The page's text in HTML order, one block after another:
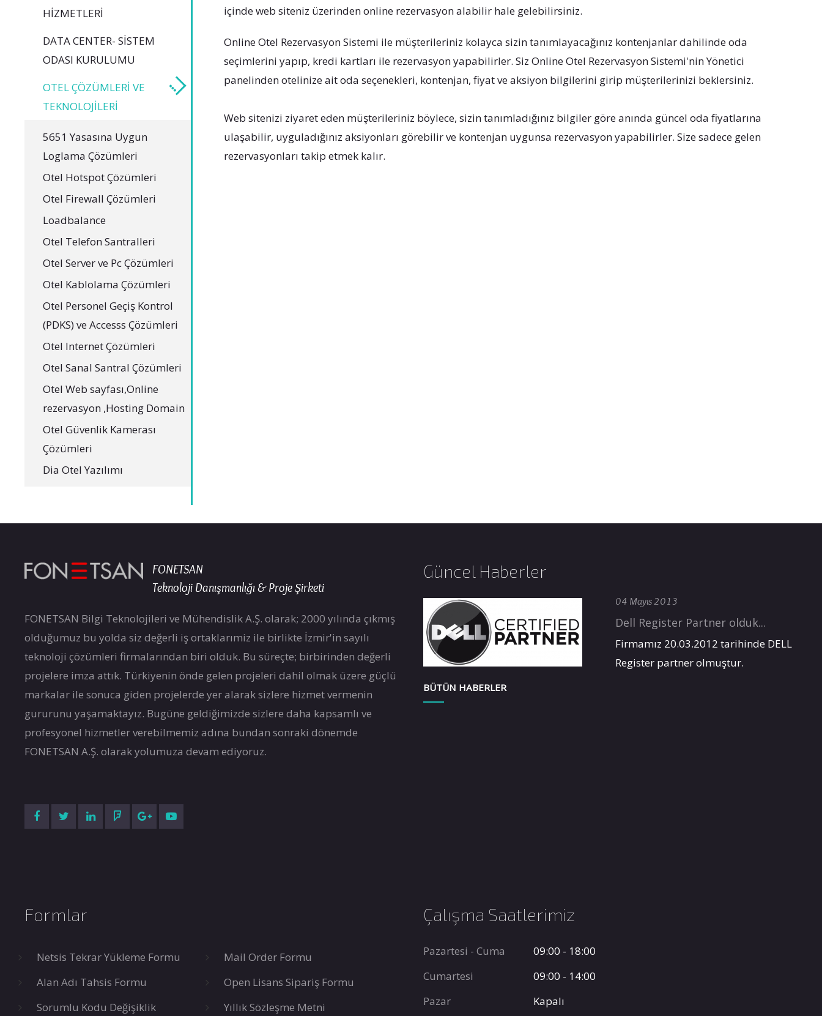
içinde web siteniz üzerinden online rezervasyon alabilir hale gelebilirsiniz.
Online Otel Rezervasyon Sistemi ile müşterileriniz kolayca sizin tanımlayacağınız kontenjanlar dahilinde oda
seçimlerini yapıp, kredi kartları ile rezervasyon yapabilirler. Siz Online Otel Rezervasyon Sistemi'nin Yönetici
panelinden otelinize ait oda seçenekleri, kontenjan, fiyat ve aksiyon bilgilerini girip müşterilerinizi beklersiniz.
Web sitenizi ziyaret eden müşterileriniz böylece, sizin tanımladığınız bilgiler göre anında güncel oda fiyatlarına
ulaşabilir, uyguladığınız aksiyonları görebilir ve kontenjan uygunsa rezervasyon yapabilirler. Size sadece gelen
rezervasyonları takip etmek kalır.
HIZMETLERI
DATA CENTER- SISTEM
ODASI KURULUMU
OTEL ÇÖZÜMLERI VE
TEKNOLOJILERI
5651 Yasasına Uygun
Loglama Çözümleri
Otel Hotspot Çözümleri
Otel Firewall Çözümleri
Loadbalance
Otel Telefon Santralleri
Otel Server ve Pc Çözümleri
Otel Kablolama Çözümleri
Otel Personel Geçiş Kontrol
(PDKS) ve Accesss Çözümleri
Otel Internet Çözümleri
Otel Sanal Santral Çözümleri
Otel Web sayfası,Online
rezervasyon ,Hosting Domain
Otel Güvenlik Kamerası
Çözümleri
Dia Otel Yazılımı
FONETSAN
Teknoloji Danışmanlığı & Proje Şirketi
FONETSAN Bilgi Teknolojileri ve Mühendislik A.Ş. olarak; 2000 yılında çıkmış
olduğumuz bu yolda siz değerli iş ortaklarımiz ile birlikte İzmir'in sayılı
teknoloji çözümleri firmalarından biri olduk. Bu süreçte; birbirinden değerli
projelere imza attık. Türkiyenin önde gelen projeleri dahil olmak üzere güçlü
markalar ile sonuca giden projelerde yer alarak sizlere hizmet vermenin
gururunu yaşamaktayız. Bugüne geldiğimizde sizlere daha kapsamlı ve
profesyonel hizmetler verebilmemiz adına bundan sonraki dönemde
FONETSAN A.Ş. olarak yolumuza devam ediyoruz.
Güncel Haberler
04 Mayıs 2013
Dell Register Partner olduk...
Firmamız 20.03.2012 tarihinde DELL
Register partner olmuştur.
BÜTÜN HABERLER
Formlar
Netsis Tekrar Yükleme Formu
Mail Order Formu
Alan Adı Tahsis Formu
Open Lisans Sipariş Formu
Sorumlu Kodu Değişiklik
Yıllık Sözleşme Metni
Çalışma Saatlerimiz
Pazartesi - Cuma
09:00 - 18:00
Cumartesi
09:00 - 14:00
Pazar
Kapalı